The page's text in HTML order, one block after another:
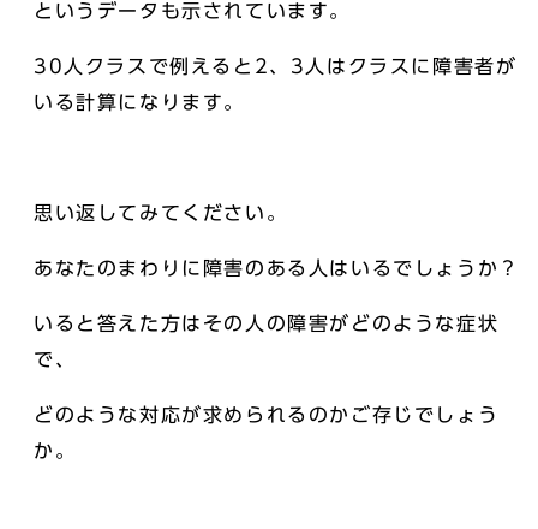
というデータも示されています。
30人クラスで例えると2、3人はクラスに障害者が
いる計算になります。
思い返してみてください。
あなたのまわりに障害のある人はいるでしょうか？
いると答えた方はその人の障害がどのような症状
で、
どのような対応が求められるのかご存じでしょう
か。